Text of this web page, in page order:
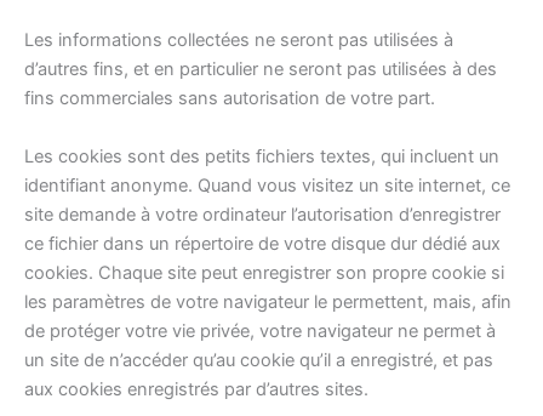
Les informations collectées ne seront pas utilisées à
d’autres fins, et en particulier ne seront pas utilisées à des
fins commerciales sans autorisation de votre part.
Les cookies sont des petits fichiers textes, qui incluent un
identifiant anonyme. Quand vous visitez un site internet, ce
site demande à votre ordinateur l’autorisation d’enregistrer
ce fichier dans un répertoire de votre disque dur dédié aux
cookies. Chaque site peut enregistrer son propre cookie si
les paramètres de votre navigateur le permettent, mais, afin
de protéger votre vie privée, votre navigateur ne permet à
un site de n’accéder qu’au cookie qu’il a enregistré, et pas
aux cookies enregistrés par d’autres sites.